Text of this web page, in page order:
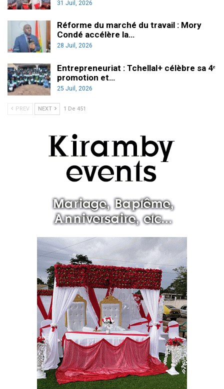
31 Juil, 2026
Réforme du marché du travail : Mory
Condé accélère la…
28 Juil, 2026
Entrepreneuriat : Tchellal+ célèbre sa 4ᵉ
promotion et…
25 Juil, 2026
PREV NEXT 1 De 451